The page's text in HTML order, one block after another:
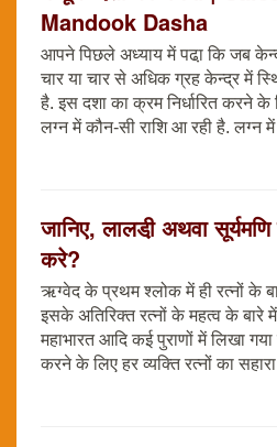
Mandook Dasha
आपने पिछले अध्याय में पढा़ कि जब
चार या चार से अधिक ग्रह केन्द्र में
है. इस दशा का क्रम निर्धारित करने के
लग्न में कौन-सी राशि आ रही है. लग्न
जानिए, लालडी़ अथवा
करे?
ऋग्वेद के प्रथम श्लोक में ही रत्नों के
इसके अतिरिक्त रत्नों के महत्व के बारे में
महाभारत आदि कई पुराणों में लिखा
करने के लिए हर व्यक्ति रत्नों का सहारा